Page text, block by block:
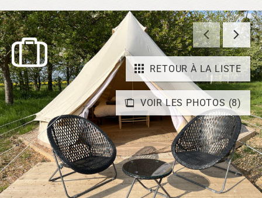
VOIR LES PHOTOS (8)
RETOUR À LA LISTE